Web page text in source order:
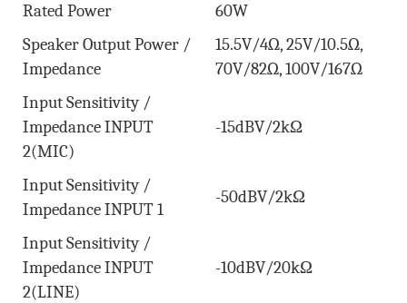
Rated Power
60W
Speaker Output Power /
Impedance
15.5V/4Ω, 25V/10.5Ω,
70V/82Ω, 100V/167Ω
Input Sensitivity /
Impedance INPUT
2(MIC)
-15dBV/2kΩ
Input Sensitivity /
Impedance INPUT 1
-50dBV/2kΩ
Input Sensitivity /
Impedance INPUT
2(LINE)
-10dBV/20kΩ